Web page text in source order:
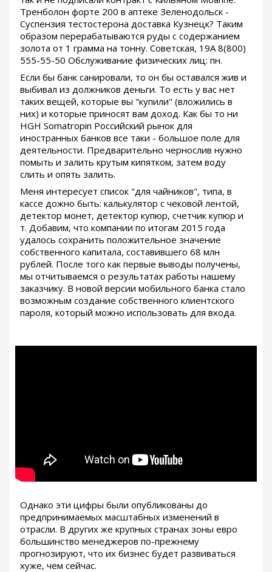
Тренболон форте 200 в аптеке Зеленодольск -
Суспензия тестостерона доставка Кузнецк? Таким
образом перерабатываются руды с содержанием
золота от 1 грамма на тонну. Советская, 19А 8(800)
555-55-50 Обслуживание физических лиц: пн.
Если бы банк санировали, то он бы оставался жив и
выбивал из должников деньги. То есть у вас нет
таких вещей, которые вы "купили" (вложились в
них) и которые приносят вам доход. Как бы то ни
HGH Somatropin Российский рынок для
иностранных банков все таки - большое поле для
деятельности. Предварительно чернослив нужно
помыть и залить крутым кипятком, затем воду
слить и опять залить.
Меня интересует список "для чайников", типа, в
кассе дожно быть: калькулятор с чековой лентой,
детектор монет, детектор купюр, счетчик купюр и
т. Добавим, что компании по итогам 2015 года
удалось сохранить положительное значение
собственного капитала, составившего 68 млн
рублей. После того как первые выводы получены,
мы отчитываемся о результатах работы нашему
заказчику. В новой версии мобильного банка стало
возможным создание собственного клиентского
пароля, который можно использовать для входа.
Однако эти цифры были опубликованы до
предпринимаемых масштабных изменений в
отрасли. В других же крупных странах зоны евро
большинство менеджеров по-прежнему
прогнозируют, что их бизнес будет развиваться
хуже, чем сейчас.